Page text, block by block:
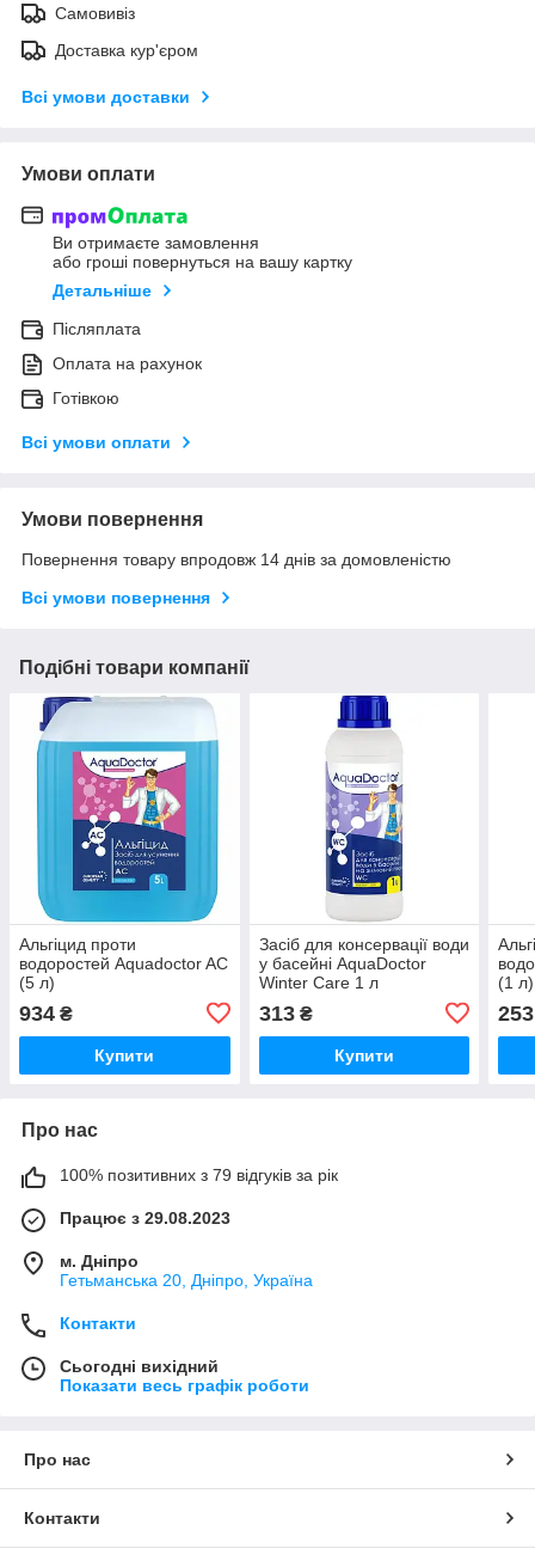
Самовивіз
Доставка кур'єром
Всі умови доставки
Умови оплати
Ви отримаєте замовлення
або гроші повернуться на вашу картку
Детальніше
Післяплата
Оплата на рахунок
Готівкою
Всі умови оплати
Умови повернення
Повернення товару впродовж 14 днів за домовленістю
Всі умови повернення
Подібні товари компанії
Альгіцид проти
водоростей Aquadoctor AC
(5 л)
934 ₴
Купити
Засіб для консервації води
у басейні AquaDoctor
Winter Care 1 л
313₴
Купити
(1 л)
253
Про нас
100% позитивних з 79 відгуків за рік
Працює з 29.08.2023
м. Дніпро
Гетьманська 20, Дніпро, Україна
Контакти
Сьогодні вихідний
Показати весь графік роботи
Про нас
Контакти